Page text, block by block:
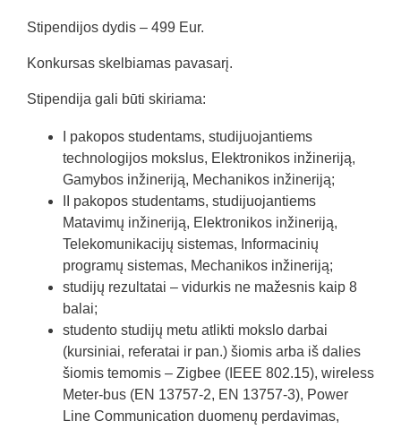
Stipendijos dydis – 499 Eur.
Konkursas skelbiamas pavasarį.
Stipendija gali būti skiriama:
I pakopos studentams, studijuojantiems
technologijos mokslus, Elektronikos inžineriją,
Gamybos inžineriją, Mechanikos inžineriją;
II pakopos studentams, studijuojantiems
Matavimų inžineriją, Elektronikos inžineriją,
Telekomunikacijų sistemas, Informacinių
programų sistemas, Mechanikos inžineriją;
studijų rezultatai – vidurkis ne mažesnis kaip 8
balai;
studento studijų metu atlikti mokslo darbai
(kursiniai, referatai ir pan.) šiomis arba iš dalies
šiomis temomis – Zigbee (IEEE 802.15), wireless
Meter-bus (EN 13757-2, EN 13757-3), Power
Line Communication duomenų perdavimas,